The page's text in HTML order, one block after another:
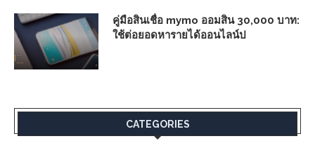
คู่มือสินเชื่อ mymo ออมสิน 30,000 บาท:
ใช้ต่อยอดหารายได้ออนไลน์ป
CATEGORIES